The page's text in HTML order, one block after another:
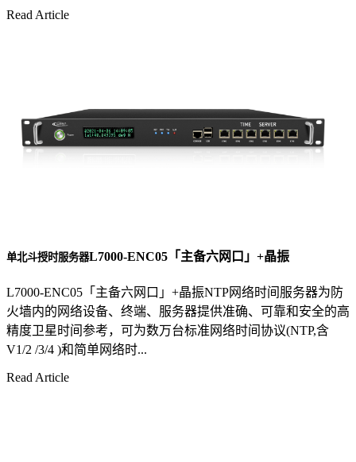
Read Article
单北斗授时服务器L7000-ENC05「主备六网口」+晶振
L7000-ENC05「主备六网口」+晶振NTP网络时间服务器为防
火墙内的网络设备、终端、服务器提供准确、可靠和安全的高
精度卫星时间参考，可为数万台标准网络时间协议(NTP,含
V1/2 /3/4 )和简单网络时...
Read Article